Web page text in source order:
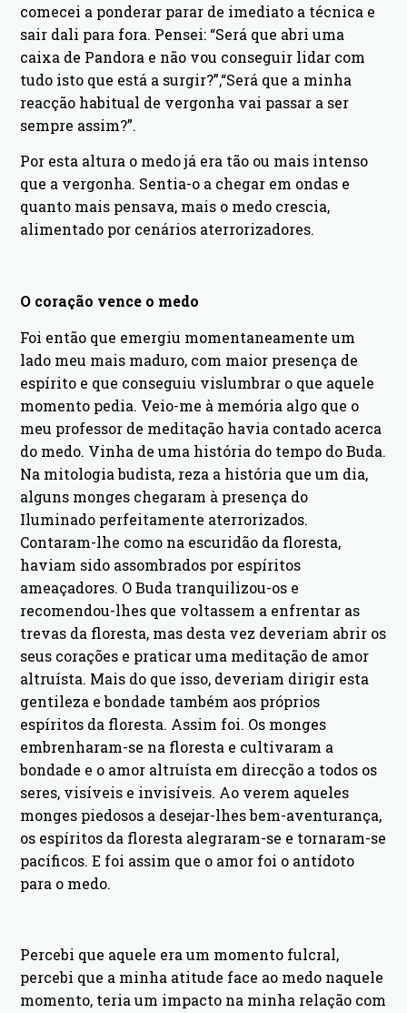
comecei a ponderar parar de imediato a técnica e
sair dali para fora. Pensei: “Será que abri uma
caixa de Pandora e não vou conseguir lidar com
tudo isto que está a surgir?”,“Será que a minha
reacção habitual de vergonha vai passar a ser
sempre assim?”.
Por esta altura o medo já era tão ou mais intenso
que a vergonha. Sentia-o a chegar em ondas e
quanto mais pensava, mais o medo crescia,
alimentado por cenários aterrorizadores.
O coração vence o medo
Foi então que emergiu momentaneamente um
lado meu mais maduro, com maior presença de
espírito e que conseguiu vislumbrar o que aquele
momento pedia. Veio-me à memória algo que o
meu professor de meditação havia contado acerca
do medo. Vinha de uma história do tempo do Buda.
Na mitologia budista, reza a história que um dia,
alguns monges chegaram à presença do
Iluminado perfeitamente aterrorizados.
Contaram-lhe como na escuridão da floresta,
haviam sido assombrados por espíritos
ameaçadores. O Buda tranquilizou-os e
recomendou-lhes que voltassem a enfrentar as
trevas da floresta, mas desta vez deveriam abrir os
seus corações e praticar uma meditação de amor
altruísta. Mais do que isso, deveriam dirigir esta
gentileza e bondade também aos próprios
espíritos da floresta. Assim foi. Os monges
embrenharam-se na floresta e cultivaram a
bondade e o amor altruísta em direcção a todos os
seres, visíveis e invisíveis. Ao verem aqueles
monges piedosos a desejar-lhes bem-aventurança,
os espíritos da floresta alegraram-se e tornaram-se
pacíficos. E foi assim que o amor foi o antídoto
para o medo.
Percebi que aquele era um momento fulcral,
percebi que a minha atitude face ao medo naquele
momento, teria um impacto na minha relação com